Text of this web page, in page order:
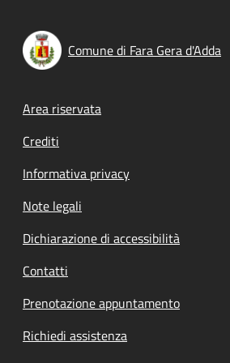
Comune di Fara Gera d'Adda
Footer menu
Area riservata
Crediti
Informativa privacy
Note legali
Dichiarazione di accessibilità
Contatti
Prenotazione appuntamento
Richiedi assistenza